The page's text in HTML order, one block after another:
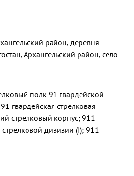
район, деревня
Архангельский район, село
полк 91 гвардейской
гвардейская стрелковая
стрелковый корпус; 911
дивизии (I); 911